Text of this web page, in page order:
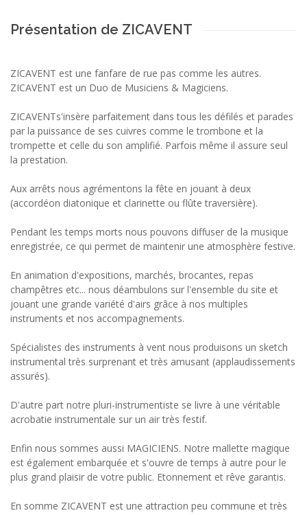
Présentation de ZICAVENT
ZICAVENT est une fanfare de rue pas comme les autres.
ZICAVENT est un Duo de Musiciens & Magiciens.
ZICAVENTs'insère parfaitement dans tous les défilés et parades
par la puissance de ses cuivres comme le trombone et la
trompette et celle du son amplifié. Parfois même il assure seul
la prestation.
Aux arrêts nous agrémentons la fête en jouant à deux
(accordéon diatonique et clarinette ou flûte traversière).
Pendant les temps morts nous pouvons diffuser de la musique
enregistrée, ce qui permet de maintenir une atmosphère festive.
En animation d'expositions, marchés, brocantes, repas
champêtres etc... nous déambulons sur l'ensemble du site et
jouant une grande variété d'airs grâce à nos multiples
instruments et nos accompagnements.
Spécialistes des instruments à vent nous produisons un sketch
instrumental très surprenant et très amusant (applaudissements
assurés).
D'autre part notre pluri-instrumentiste se livre à une véritable
acrobatie instrumentale sur un air très festif.
Enfin nous sommes aussi MAGICIENS. Notre mallette magique
est également embarquée et s'ouvre de temps à autre pour le
plus grand plaisir de votre public. Etonnement et rêve garantis.
En somme ZICAVENT est une attraction peu commune et très